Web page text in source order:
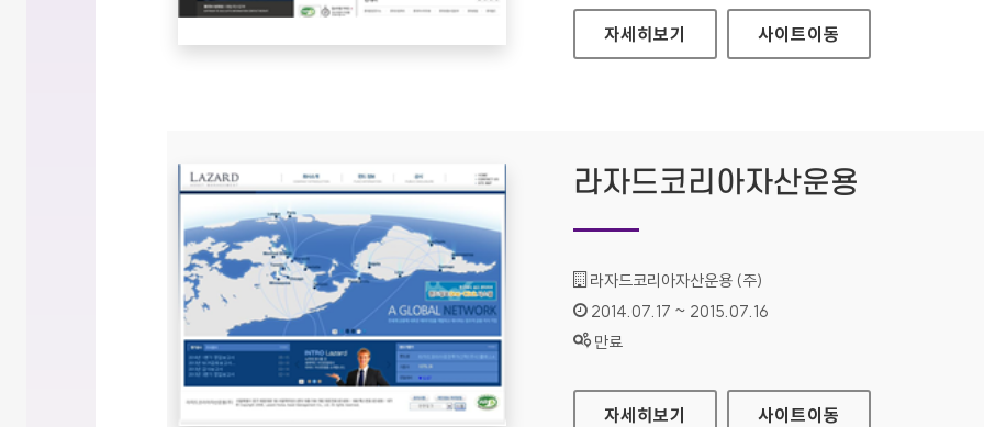
롯데그룹채용 홈페이지
자세히보기 사이트이동
라자드코리아자산운용
기관명 :
라자드코리아자산운용 (주)
인증기간 :
2014.07.17 ~ 2015.07.16
상태 :
만료
라자드코리아자산운용
자세히보기 사이트이동